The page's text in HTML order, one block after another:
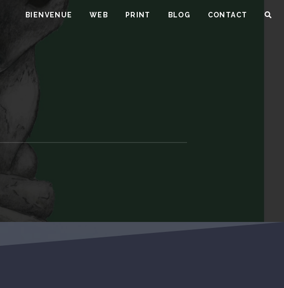
BIENVENUE WEB PRINT BLOG CONTACT